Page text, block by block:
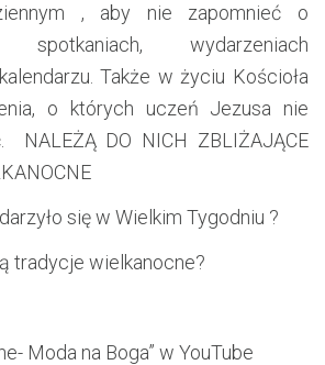
, aby nie zapomnieć o
spotkaniach, wydarzeniach
Także w życiu Kościoła
o których uczeń Jezusa nie
NALEŻĄ DO NICH ZBLIŻAJĄCE
się w Wielkim Tygodniu ?
tradycje wielkanocne?
Moda na Boga” w YouTube